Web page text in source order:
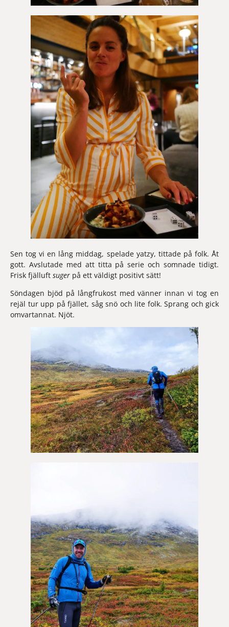
Sen tog vi en lång middag, spelade yatzy, tittade på folk. Åt
gott. Avslutade med att titta på serie och somnade tidigt.
Frisk fjälluft suger på ett väldigt positivt sätt!
Söndagen bjöd på långfrukost med vänner innan vi tog en
rejäl tur upp på fjället, såg snö och lite folk. Sprang och gick
omvartannat. Njöt.